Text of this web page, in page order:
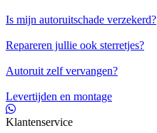
Is mijn autoruitschade verzekerd?
Repareren jullie ook sterretjes?
Autoruit zelf vervangen?
Levertijden en montage
Klantenservice